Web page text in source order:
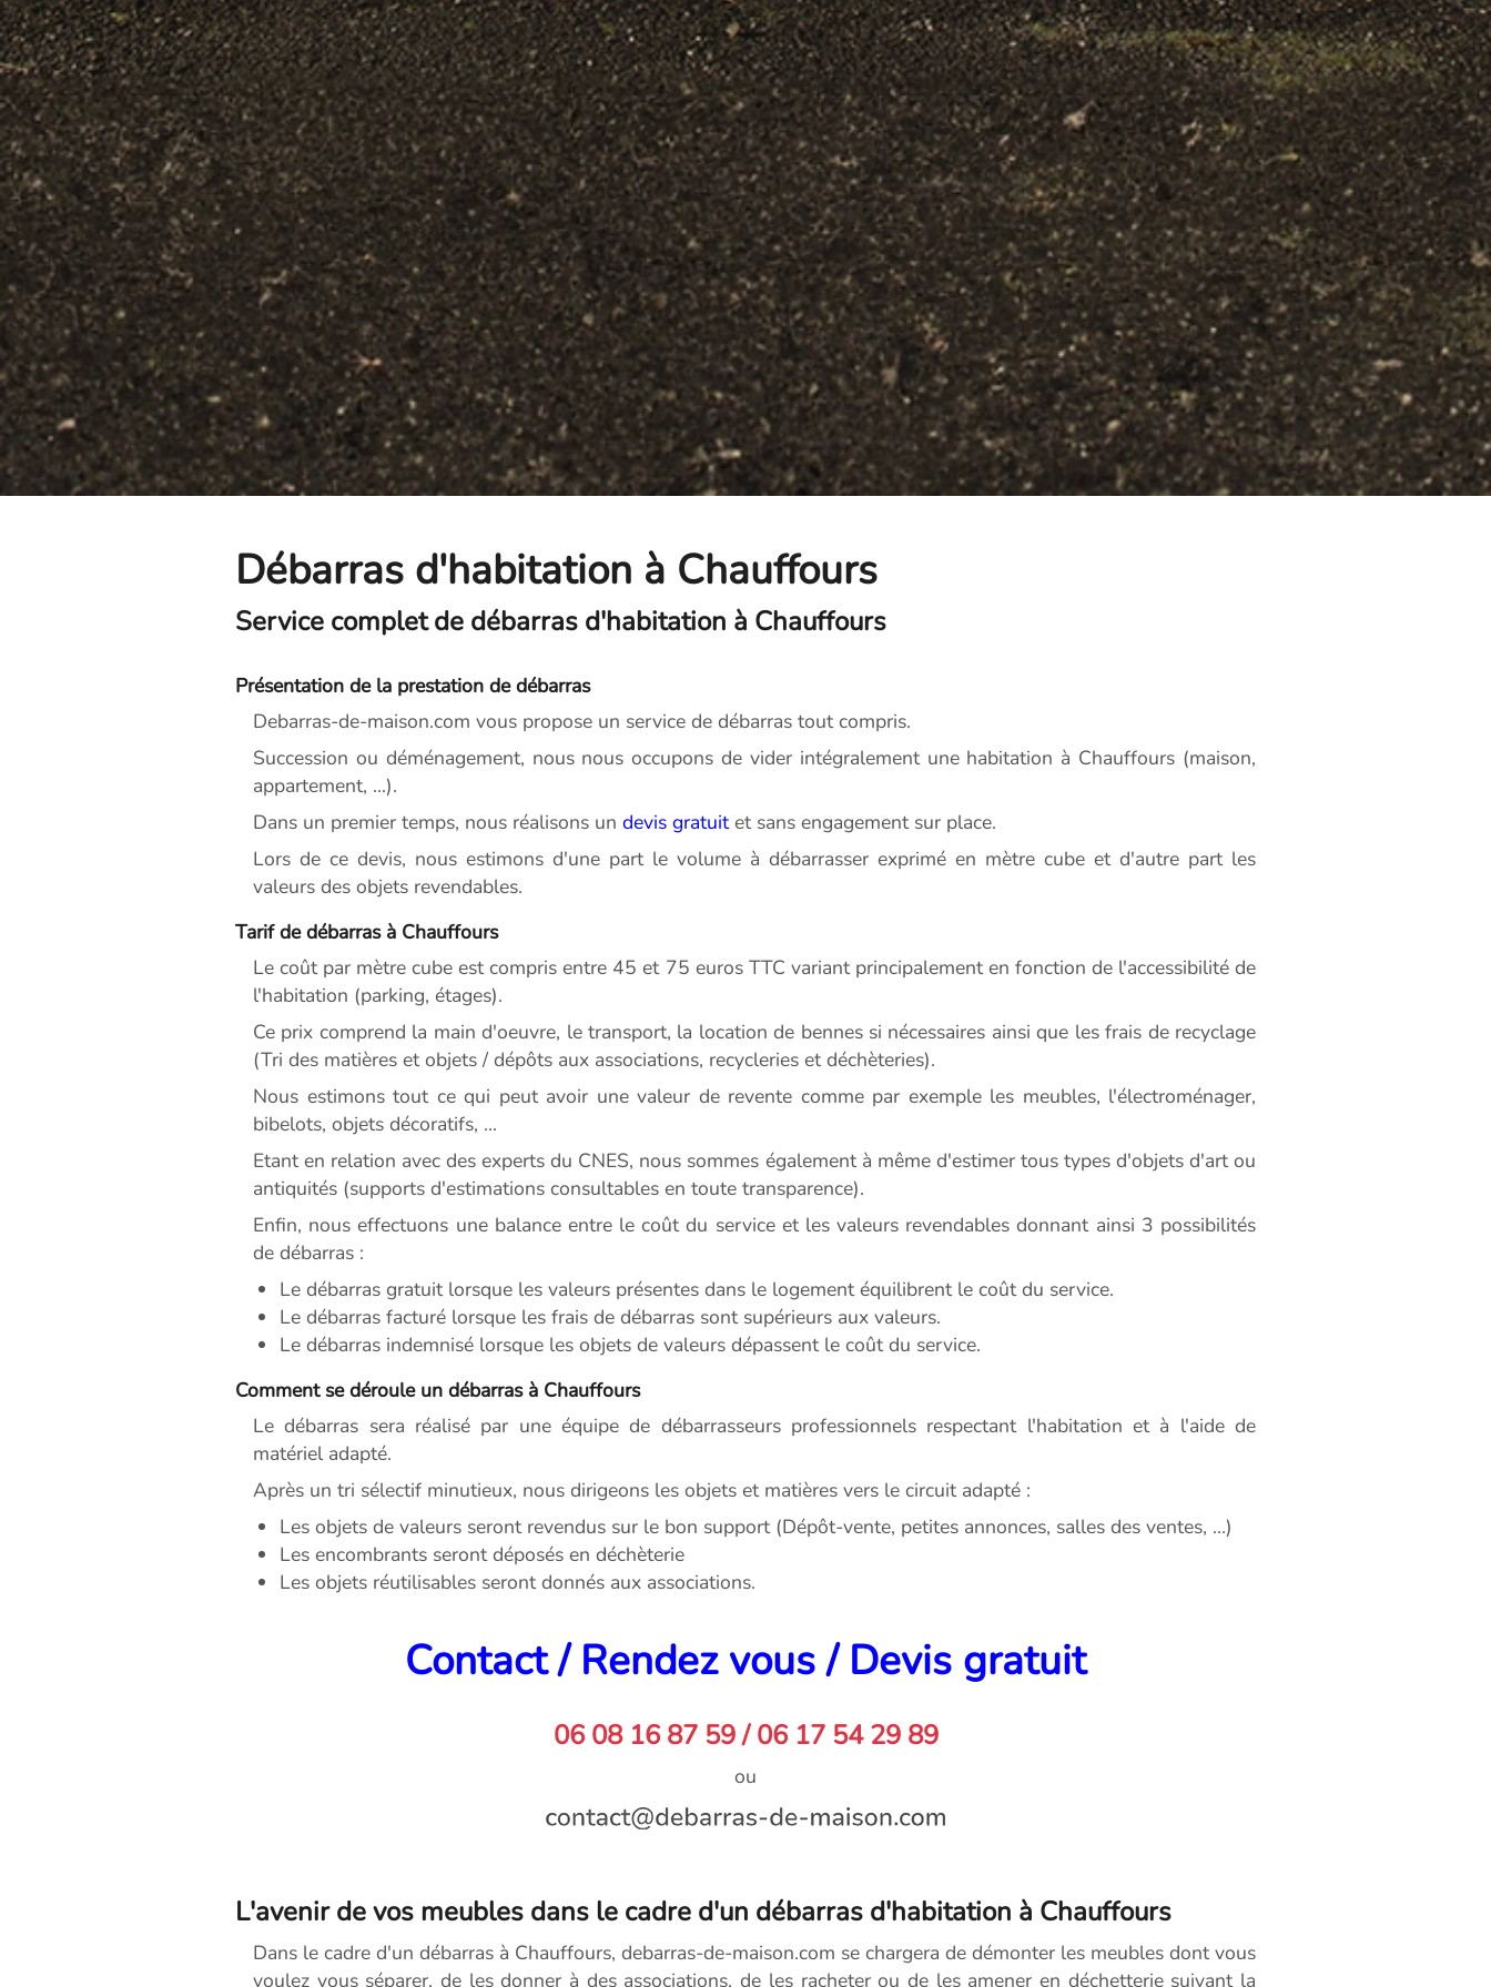
Débarras d'habitation à Chauffours
Service complet de débarras d'habitation à Chauffours
Présentation de la prestation de débarras
Debarras-de-maison.com vous propose un service de débarras tout compris.
Succession ou déménagement, nous nous occupons de vider intégralement une habitation à Chauffours (maison,
appartement, ...).
Dans un premier temps, nous réalisons un devis gratuitet sans engagement sur place.
Lors de ce devis, nous estimons d'une part le volume à débarrasser exprimé en mètre cube et d'autre part les
valeurs des objets revendables.
Tarif de débarras à Chauffours
Le coût par mètre cube est compris entre 45 et 75 euros TTC variant principalement en fonction de l'accessibilité de
l'habitation (parking, étages).
Ce prix comprend la main d'oeuvre, le transport, la location de bennes si nécessaires ainsi que les frais de recyclage
(Tri des matières et objets / dépôts aux associations, recycleries et déchèteries).
Nous estimons tout ce qui peut avoir une valeur de revente comme par exemple les meubles, l'électroménager,
bibelots, objets décoratifs, ...
Etant en relation avec des experts du CNES, nous sommes également à même d'estimer tous types d'objets d'art ou
antiquités (supports d'estimations consultables en toute transparence).
Enfin, nous effectuons une balance entre le coût du service et les valeurs revendables donnant ainsi 3 possibilités
de débarras :
Le débarras gratuit lorsque les valeurs présentes dans le logement équilibrent le coût du service.
Le débarras facturé lorsque les frais de débarras sont supérieurs aux valeurs.
Le débarras indemnisé lorsque les objets de valeurs dépassent le coût du service.
Comment se déroule un débarras à Chauffours
Le débarras sera réalisé par une équipe de débarrasseurs professionnels respectant l'habitation et à l'aide de
matériel adapté.
Après un tri sélectif minutieux, nous dirigeons les objets et matières vers le circuit adapté :
Les objets de valeurs seront revendus sur le bon support (Dépôt-vente, petites annonces, salles des ventes, ...)
Les encombrants seront déposés en déchèterie
Les objets réutilisables seront donnés aux associations.
Contact / Rendez vous / Devis gratuit
06 08 16 87 59 / 06 17 54 29 89
ou
L'avenir de vos meubles dans le cadre d'un débarras d'habitation à Chauffours
Dans le cadre d'un débarras à Chauffours, debarras-de-maison.com se chargera de démonter les meubles dont vous
voulez vous séparer, de les donner à des associations, de les racheter ou de les amener en déchetterie suivant la